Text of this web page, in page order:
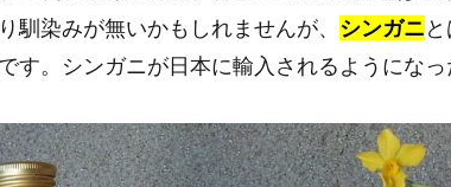
馴染みが無いかもしれませんが、 シンガニ
す。シンガニが日本に輸入されるようにな